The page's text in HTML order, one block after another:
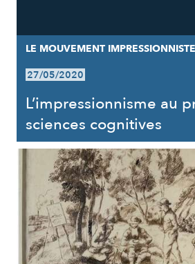
LE MOUVEMENT IMPRESSIONNISTE
27/05/2020
L’impressionnisme au
sciences cognitives